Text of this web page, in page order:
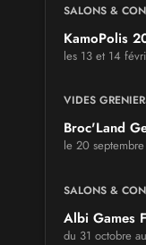
SALONS &
KamoPolis
les 13 et 14
VIDES
Broc'Land
le 20
SALONS &
Albi Games
du 31 octobre